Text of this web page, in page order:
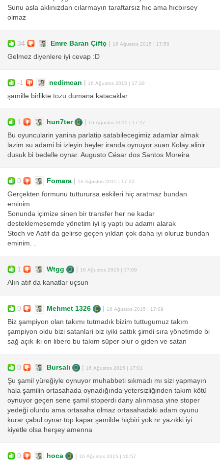
Sunu asla aklınızdan cılarmayın taraftarsız hıc ama hıcbırsey
olmaz
34 Emre Baran Çiftç | 16 Ağustos 2015 | 17:58
Gelmez diyenlere iyi cevap :D
-1 nedimcan | 16 Ağustos 2015 | 17:29
şamille birlikte tozu dumana katacaklar.
1 hun7ter | 16 Ağustos 2015 | 17:27
Bu oyuncularin yanina parlatip satabilecegimiz adamlar almak
lazim su adami bi izleyin beyler iranda oynuyor suan.Kolay alinir
dusuk bi bedelle oynar. Augusto César dos Santos Moreira
0 Fomara | 16 Ağustos 2015 | 17:22
Gerçekten formunu tutturursa eskileri hiç aratmaz bundan
eminim.
Sonunda içimize sinen bir transfer her ne kadar
desteklemesemde yönetim iyi iş yaptı bu adamı alarak
Stoch ve Aatif da gelirse geçen yıldan çok daha iyi oluruz bundan
eminim. .
1 Wtgg | 16 Ağustos 2015 | 17:09
Alın atıf da kanatlar uçsun
0 Mehmet 1326 | 16 Ağustos 2015 | 17:09
Biz şampiyon olan takımı tutmadık bizim tuttugumuz takım
şampiyon oldu bizi satanlari biz iyiki sattık şimdi sıra yönetimde bi
sağ açık iki on libero bu takım süper olur o giden ve satan
0 Bursalı | 16 Ağustos 2015 | 17:01
Şu şamil yüreğiyle oynuyor muhabbeti sıkmadı mı sizi yapmayın
hala şamilin ortasahada oynadığında yetersizliğinden takım kötü
oynuyor geçen sene şamil stoperdi dany alınmasa yine stoper
yedeği olurdu ama ortasaha olmaz ortasahadaki adam oyunu
kurar çabul oynar top kapar şamilde hiçbiri yok nr yazıkki iyi
kiyetle olsa herşey amenna
0 hoca | 16 Ağustos 2015 | 16:57